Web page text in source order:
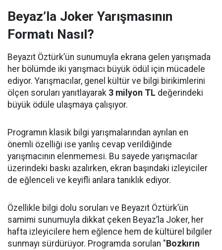
Beyaz’la Joker Yarışmasının
Formatı Nasıl?
Beyazıt Öztürk’ün sunumuyla ekrana gelen yarışmada
her bölümde iki yarışmacı büyük ödül için mücadele
ediyor. Yarışmacılar, genel kültür ve bilgi birikimlerini
ölçen soruları yanıtlayarak 3 milyon TL değerindeki
büyük ödüle ulaşmaya çalışıyor.
Programın klasik bilgi yarışmalarından ayrılan en
önemli özelliği ise yanlış cevap verildiğinde
yarışmacının elenmemesi. Bu sayede yarışmacılar
üzerindeki baskı azalırken, ekran başındaki izleyiciler
de eğlenceli ve keyifli anlara tanıklık ediyor.
Özellikle bilgi dolu soruları ve Beyazıt Öztürk’ün
samimi sunumuyla dikkat çeken Beyaz’la Joker, her
hafta izleyicilere hem eğlence hem de kültürel bilgiler
sunmayı sürdürüyor. Programda sorulan " Bozkırın